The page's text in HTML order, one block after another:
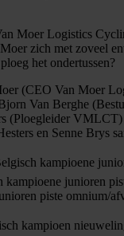
Moer Logistics
zich met zoveel
het ondertussen?
(CEO Van Moer
Van Berghe
(Ploegleider VMLCT)
en Senne Brys
kampioene
kampioene junioren
piste omnium/
kampioen